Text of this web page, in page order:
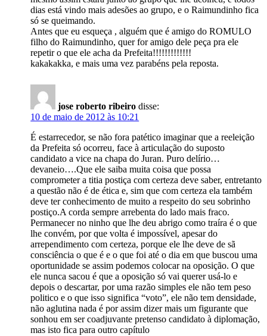
dias está vindo mais adesões ao grupo, e o Raimundinho fica
só se queimando.
Antes que eu esqueça , alguém que é amigo do ROMULO
filho do Raimundinho, quer for amigo dele peça pra ele
repetir o que ele acha da Prefeita!!!!!!!!!!!!!
kakakakka, e mais uma vez parabéns pela reposta.
jose roberto ribeiro disse:
10 de maio de 2012 às 10:21
É estarrecedor, se não fora patético imaginar que a reeleição
da Prefeita só ocorreu, face à articulação do suposto
candidato a vice na chapa do Juran. Puro delírio…
devaneio….Que ele saiba muita coisa que possa
comprometer a titia postiça com certeza deve saber, entretanto
a questão não é de ética e, sim que com certeza ela também
deve ter conhecimento de muito a respeito do seu sobrinho
postiço.A corda sempre arrebenta do lado mais fraco.
Permanecer no ninho que lhe deu abrigo como traíra é o que
lhe convém, por que volta é impossível, apesar do
arrependimento com certeza, porque ele lhe deve de sã
consciência o que é e o que foi até o dia em que buscou uma
oportunidade se assim podemos colocar na oposição. O que
ele nunca sacou é que a oposição só vai querer usá-lo e
depois o descartar, por uma razão simples ele não tem peso
politico e o que isso significa “voto”, ele não tem densidade,
não aglutina nada é por assim dizer mais um figurante que
sonhou em ser coadjuvante pretenso candidato à diplomação,
mas isto fica para outro capítulo